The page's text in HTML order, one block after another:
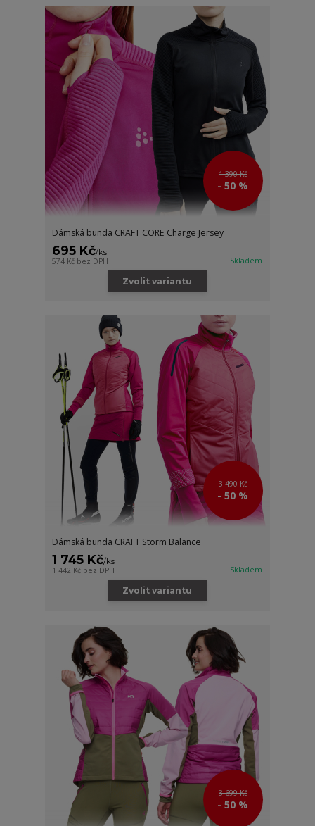
1 390 Kč
- 50 %
Dámská bunda CRAFT CORE Charge Jersey
695 Kč/ks
574 Kč bez DPH Skladem
Zvolit variantu
3 490 Kč
- 50 %
Dámská bunda CRAFT Storm Balance
1 745 Kč/ks
1 442 Kč bez DPH Skladem
Zvolit variantu
3 699 Kč
- 50 %